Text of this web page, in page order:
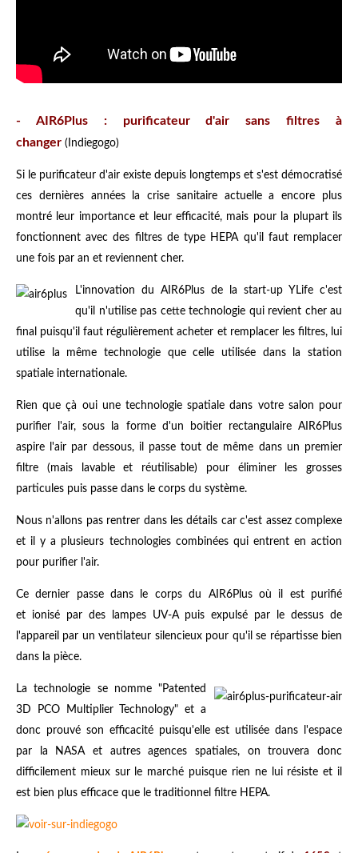
- AIR6Plus : purificateur d'air sans filtres à
changer (Indiegogo)
Si le purificateur d'air existe depuis longtemps et s'est démocratisé
ces dernières années la crise sanitaire actuelle a encore plus
montré leur importance et leur efficacité, mais pour la plupart ils
fonctionnent avec des filtres de type HEPA qu'il faut remplacer
une fois par an et reviennent cher.
L'innovation du AIR6Plus de la start-up YLife c'est
qu'il n'utilise pas cette technologie qui revient cher au
final puisqu'il faut régulièrement acheter et remplacer les filtres, lui
utilise la même technologie que celle utilisée dans la station
spatiale internationale.
Rien que çà oui une technologie spatiale dans votre salon pour
purifier l'air, sous la forme d'un boitier rectangulaire AIR6Plus
aspire l'air par dessous, il passe tout de même dans un premier
filtre (mais lavable et réutilisable) pour éliminer les grosses
particules puis passe dans le corps du système.
Nous n'allons pas rentrer dans les détails car c'est assez complexe
et il y a plusieurs technologies combinées qui entrent en action
pour purifier l'air.
Ce dernier passe dans le corps du AIR6Plus où il est purifié
et ionisé par des lampes UV-A puis expulsé par le dessus de
l'appareil par un ventilateur silencieux pour qu'il se répartisse bien
dans la pièce.
La technologie se nomme "Patented
3D PCO Multiplier Technology" et a
donc prouvé son efficacité puisqu'elle est utilisée dans l'espace
par la NASA et autres agences spatiales, on trouvera donc
difficilement mieux sur le marché puisque rien ne lui résiste et il
est bien plus efficace que le traditionnel filtre HEPA.